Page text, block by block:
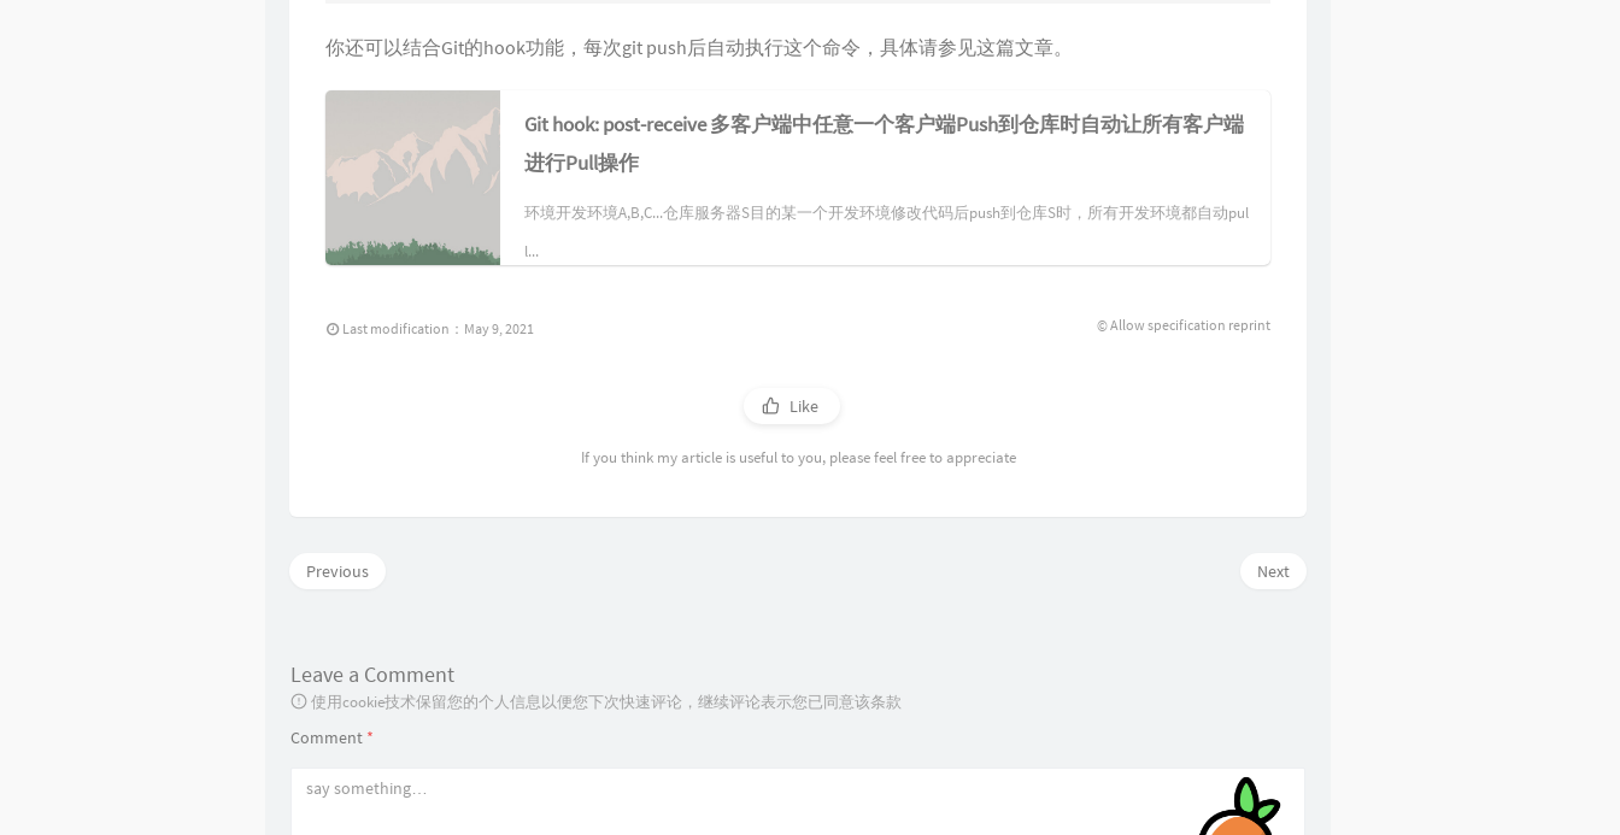
你还可以结合Git的hook功能，每次git push后自动执行这个命令，具体请参见这篇文章。
Git hook: post-receive 多客户端中任意一个客户端Push到仓库时自动让所有客户端
进行Pull操作
环境开发环境A,B,C...仓库服务器S目的某一个开发环境修改代码后push到仓库S时，所有开发环境都自动pul
l...
Last modification：May 9, 2021 © Allow specification reprint
Like
If you think my article is useful to you, please feel free to appreciate
Next
Previous
Leave a Comment
使用cookie技术保留您的个人信息以便您下次快速评论，继续评论表示您已同意该条款
Comment *